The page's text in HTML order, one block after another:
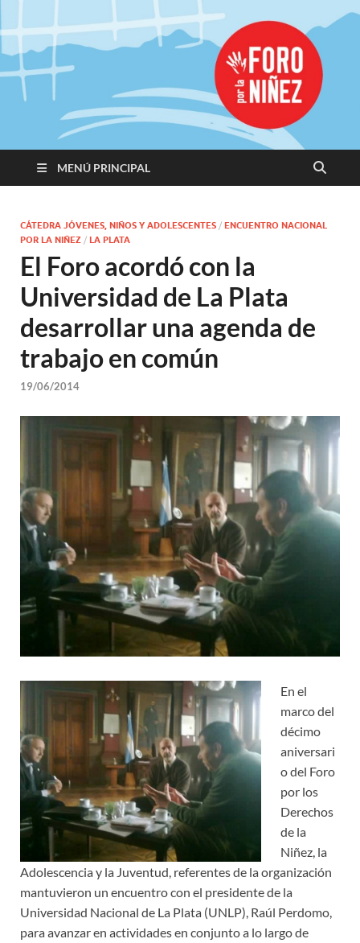
Promoviendo
Derechos,
Construimos
Igualdad
MENÚ PRINCIPAL
CÁTEDRA JÓVENES, NIÑOS Y ADOLESCENTES / ENCUENTRO NACIONAL
POR LA NIÑEZ / LA PLATA
El Foro acordó con la
Universidad de La Plata
desarrollar una agenda de
trabajo en común
19/06/2014
En el
marco del
décimo
aniversari
o del Foro
por los
Derechos
de la
Niñez, la
Adolescencia y la Juventud, referentes de la organización
mantuvieron un encuentro con el presidente de la
Universidad Nacional de La Plata (UNLP), Raúl Perdomo,
para avanzar en actividades en conjunto a lo largo de